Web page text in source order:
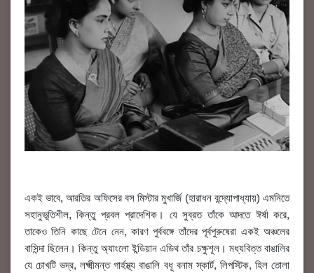
একই ভাবে, আরতির অফিসের বস মিস্টার মুখার্জি (হারাধন বন্দ্যোপাধ্যায়) এমনিতে
সহানুভূতিশীল, কিন্তু প্রবল প্রাদেশিক। যে সুব্রত তাঁকে আদতে ঈর্ষা করে,
তাকেও তিনি কাছে টেনে নেন, কারণ পুর্ববঙ্গে তাঁদের পূর্বপুরুষেরা একই অঞ্চলের
বাসিন্দা ছিলেন। কিন্তু অ্যাংলো ইন্ডিয়ান এডিথ তাঁর চক্ষুশূল। মধ্যবিত্ত বাঙালির
যে চোখটি ভদ্র, লক্ষ্মীমন্ত গার্হস্থ্য বাঙালি বধূ বনাম স্কার্ট, লিপস্টিক, হিল তোলা